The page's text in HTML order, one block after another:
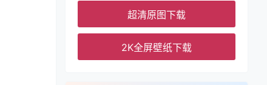
超清原图下载
2K全屏壁纸下载